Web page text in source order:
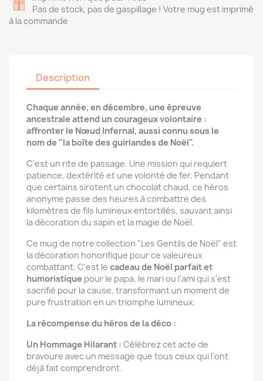
Pas de stock, pas de gaspillage ! Votre mug est imprimé
à la commande
Description
Chaque année, en décembre, une épreuve
ancestrale attend un courageux volontaire :
affronter le Nœud Infernal, aussi connu sous le
nom de "la boîte des guirlandes de Noël".
C'est un rite de passage. Une mission qui requiert
patience, dextérité et une volonté de fer. Pendant
que certains sirotent un chocolat chaud, ce héros
anonyme passe des heures à combattre des
kilomètres de fils lumineux entortillés, sauvant ainsi
la décoration du sapin et la magie de Noël.
Ce mug de notre collection "Les Gentils de Noël" est
la décoration honorifique pour ce valeureux
combattant. C'est le cadeau de Noël parfait et
humoristique pour le papa, le mari ou l'ami qui s'est
sacrifié pour la cause, transformant un moment de
pure frustration en un triomphe lumineux.
La récompense du héros de la déco :
Un Hommage Hilarant : Célébrez cet acte de
bravoure avec un message que tous ceux qui l'ont
déjà fait comprendront.